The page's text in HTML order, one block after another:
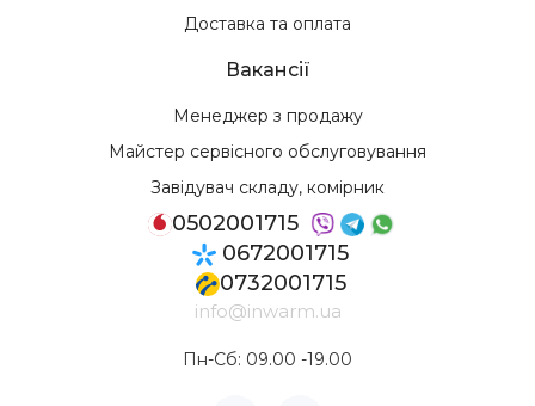
Доставка та оплата
Вакансії
Менеджер з продажу
Майстер сервісного обслуговування
Завідувач складу, комірник
0502001715
0672001715
0732001715
info@inwarm.ua
Пн-Сб: 09.00 -19.00